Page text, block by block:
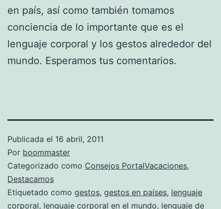
en país, así como también tomamos
conciencia de lo importante que es el
lenguaje corporal y los gestos alrededor del
mundo. Esperamos tus comentarios.
Publicada el 16 abril, 2011
Por boommaster
Categorizado como Consejos PortalVacaciones,
Destacamos
Etiquetado como gestos, gestos en países, lenguaje
corporal, lenguaje corporal en el mundo, lenguaje de